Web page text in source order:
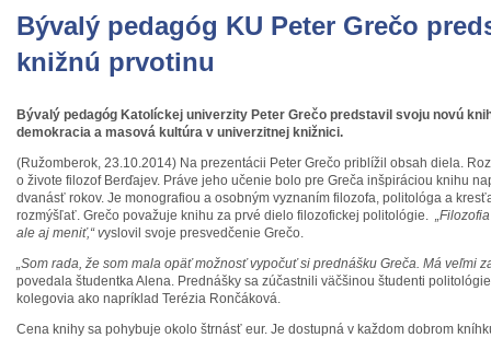
Bývalý pedagóg KU Peter Grečo
knižnú prvotinu
Bývalý pedagóg Katolíckej univerzity Peter Grečo predstavil svoju novú
demokracia a masová kultúra v univerzitnej knižnici.
(Ružomberok, 23.10.2014) Na prezentácii Peter Grečo priblížil obsah diela.
o živote filozof Berďajev. Práve jeho učenie bolo pre Greča inšpiráciou knihu
dvanásť rokov. Je monografiou a osobným vyznaním filozofa, politológa a
rozmýšľať. Grečo považuje knihu za prvé dielo filozofickej politológie.
ale aj meniť,“ vyslovil svoje presvedčenie Grečo.
„Som rada, že som mala opäť možnosť vypočuť si prednášku Greča. Má veľmi
povedala študentka Alena. Prednášky sa zúčastnili väčšinou študenti
kolegovia ako napríklad Terézia Rončáková.
Cena knihy sa pohybuje okolo štrnásť eur. Je dostupná v každom dobrom